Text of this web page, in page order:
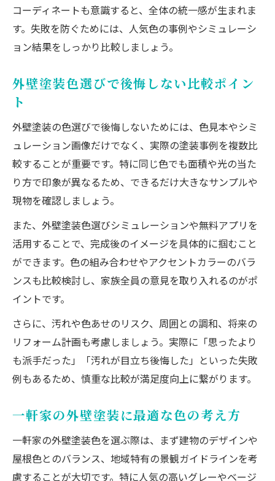
コーディネートも意識すると、全体の統一感が生まれま
す。失敗を防ぐためには、人気色の事例やシミュレーシ
ョン結果をしっかり比較しましょう。
外壁塗装色選びで後悔しない比較ポイン
ト
外壁塗装の色選びで後悔しないためには、色見本やシミ
ュレーション画像だけでなく、実際の塗装事例を複数比
較することが重要です。特に同じ色でも面積や光の当た
り方で印象が異なるため、できるだけ大きなサンプルや
現物を確認しましょう。
また、外壁塗装色選びシミュレーションや無料アプリを
活用することで、完成後のイメージを具体的に掴むこと
ができます。色の組み合わせやアクセントカラーのバラ
ンスも比較検討し、家族全員の意見を取り入れるのがポ
イントです。
さらに、汚れや色あせのリスク、周囲との調和、将来の
リフォーム計画も考慮しましょう。実際に「思ったより
も派手だった」「汚れが目立ち後悔した」といった失敗
例もあるため、慎重な比較が満足度向上に繋がります。
一軒家の外壁塗装に最適な色の考え方
一軒家の外壁塗装色を選ぶ際は、まず建物のデザインや
屋根色とのバランス、地域特有の景観ガイドラインを考
慮することが大切です。特に人気の高いグレーやベージ